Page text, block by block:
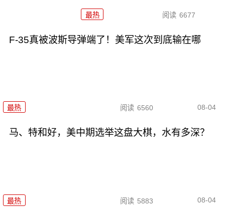
最热 阅读 6677
F-35真被波斯导弹端了！美军这次到底输在哪
最热 阅读 6560 08-04
马、特和好，美中期选举这盘大棋，水有多深？
最热 阅读 5883 08-04